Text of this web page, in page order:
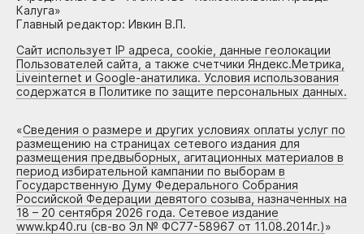
Калуга»
Главный редактор: Ивкин В.П.
Сайт использует IP адреса, cookie, данные геолокации
Пользователей сайта, а также счетчики Яндекс.Метрика,
Liveinternet и Google-анатилика. Условия использования
содержатся в Политике по защите персональных данных.
«Сведения о размере и других условиях оплаты услуг по
размещению на страницах сетевого издания для
размещения предвыборных, агитационных материалов в
период избирательной кампании по выборам в
Государственную Думу Федерального Собрания
Российской Федерации девятого созыва, назначенных на
18 – 20 сентября 2026 года. Сетевое издание
www.kp40.ru (св-во Эл № ФС77-58967 от 11.08.2014г.)»